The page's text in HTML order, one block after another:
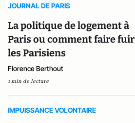
JOURNAL DE PARIS
La politique de logement à
Paris ou comment faire fuir
les Parisiens
Florence Berthout
1 min de lecture
IMPUISSANCE VOLONTAIRE